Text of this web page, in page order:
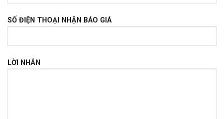
SỐ ĐIỆN THOẠI NHẬN BÁO GIÁ
LỜI NHẮN